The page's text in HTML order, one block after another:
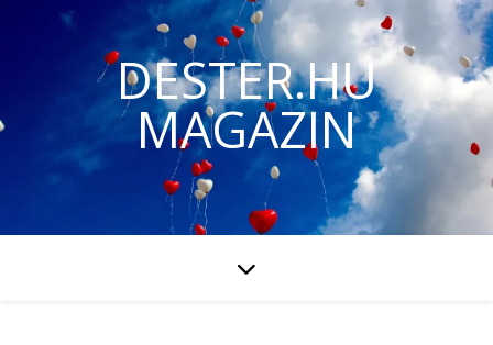
DESTER.HU
MAGAZIN